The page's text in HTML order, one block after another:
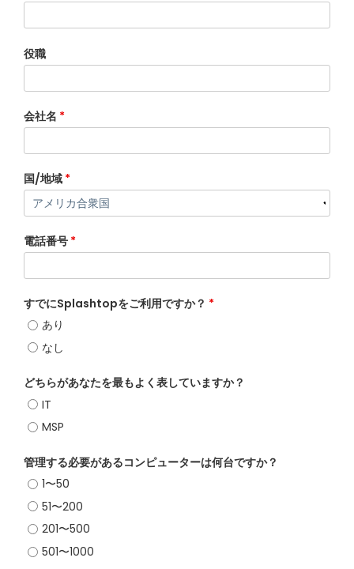
役職
会社名 *
国/地域 *
電話番号 *
すでにSplashtopをご利用ですか？ *
あり
なし
どちらがあなたを最もよく表していますか？
IT
MSP
管理する必要があるコンピューターは何台ですか？
1〜50
51〜200
201〜500
501〜1000